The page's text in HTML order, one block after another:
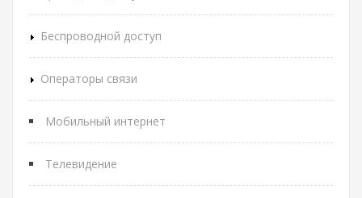
Беспроводной доступ
Операторы связи
Мобильный интернет
Телевидение